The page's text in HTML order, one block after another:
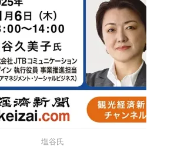
塩谷氏